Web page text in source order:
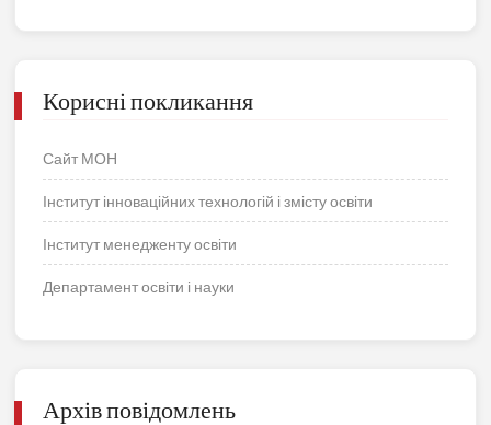
Корисні покликання
Сайт МОН
Інститут інноваційних технологій і змісту освіти
Інститут менедженту освіти
Департамент освіти і науки
Архів повідомлень